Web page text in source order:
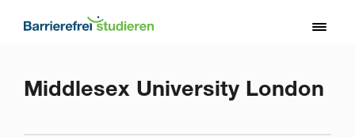
Middlesex University London